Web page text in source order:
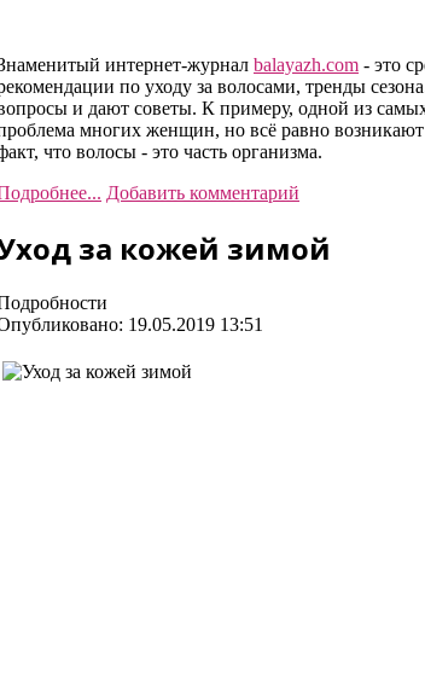
интернет-журнал balayazh.com - это
по уходу за волосами, тренды
и дают советы. К примеру, одной из
многих женщин, но всё равно
что волосы - это часть организма.
Добавить комментарий
за кожей зимой
19.05.2019 13:51